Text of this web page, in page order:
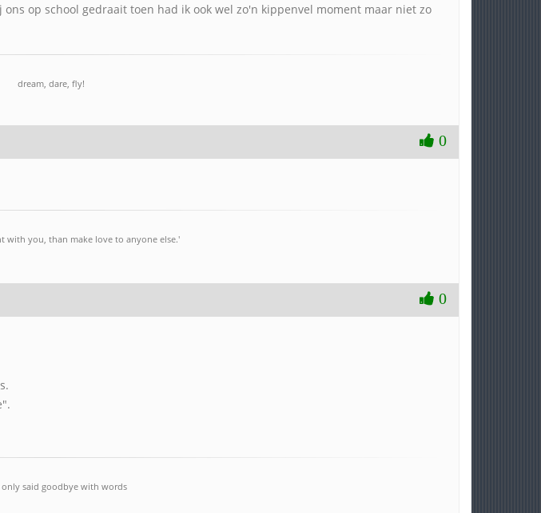
op school gedraait toen had ik ook wel zo'n kippenvel moment maar niet zo
dream, dare, fly!
0
with you, than make love to anyone else.'
0
only said goodbye with words